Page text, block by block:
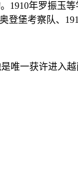
1910年罗振玉
堡考察队、
唯一获许进入